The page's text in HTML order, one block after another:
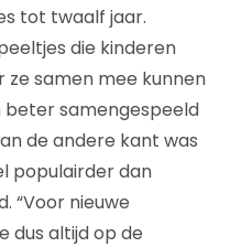
tot twaalf jaar.
die kinderen
ze samen mee kunnen
beter samengespeeld
de andere kant was
populairder dan
“Voor nieuwe
dus altijd op de